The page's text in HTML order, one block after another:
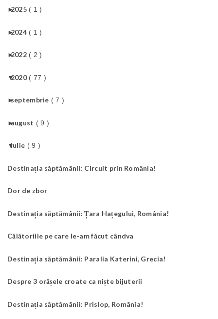
►
2025 ( 1 )
►
2024 ( 1 )
►
2022 ( 2 )
▼
2020 ( 77 )
►
septembrie ( 7 )
►
august ( 9 )
▼
iulie ( 9 )
Destinația săptămânii: Circuit prin România!
Dor de zbor
Destinația săptămânii: Țara Hațegului, România!
Călătoriile pe care le-am făcut cândva
Destinația săptămânii: Paralia Katerini, Grecia!
Despre 3 orășele croate ca niște bijuterii
Destinația săptămânii: Prislop, România!